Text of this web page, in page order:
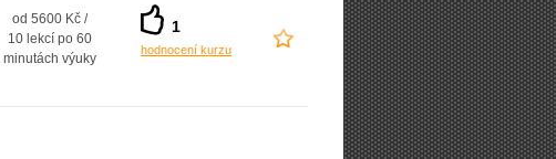
od 5600 Kč /
10 lekcí po 60
minutách výuky
1
hodnocení kurzu